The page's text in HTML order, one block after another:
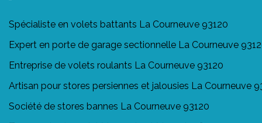
Spécialiste en volets battants La Courneuve 93120
Expert en porte de garage sectionnelle La Courneuve
Entreprise de volets roulants La Courneuve 93120
Artisan pour stores persiennes et jalousies La Courneuve
Société de stores bannes La Courneuve 93120